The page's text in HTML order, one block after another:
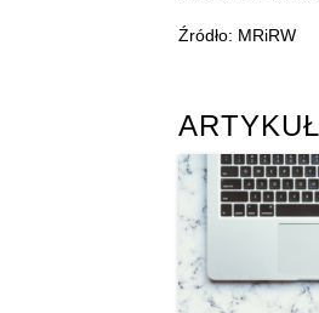
Źródło: MRiRW